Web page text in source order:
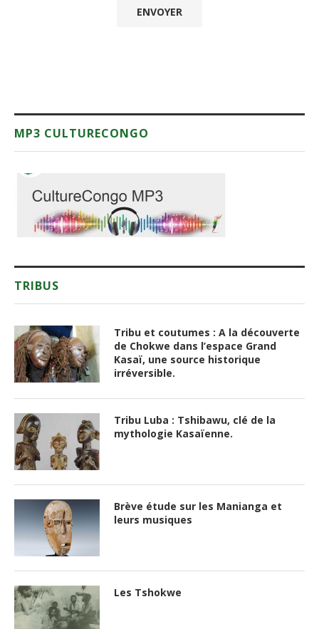
MP3 CULTURECONGO
TRIBUS
Tribu et coutumes : A la découverte
de Chokwe dans l’espace Grand
Kasaï, une source historique
irréversible.
Tribu Luba : Tshibawu, clé de la
mythologie Kasaïenne.
Brève étude sur les Manianga et
leurs musiques
Les Tshokwe